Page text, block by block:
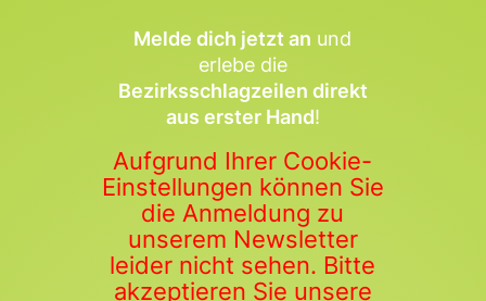
Melde dich jetzt an und
erlebe die
Bezirksschlagzeilen direkt
aus erster Hand!
Aufgrund Ihrer Cookie-
Einstellungen können Sie
die Anmeldung zu
unserem Newsletter
leider nicht sehen. Bitte
akzeptieren Sie unsere